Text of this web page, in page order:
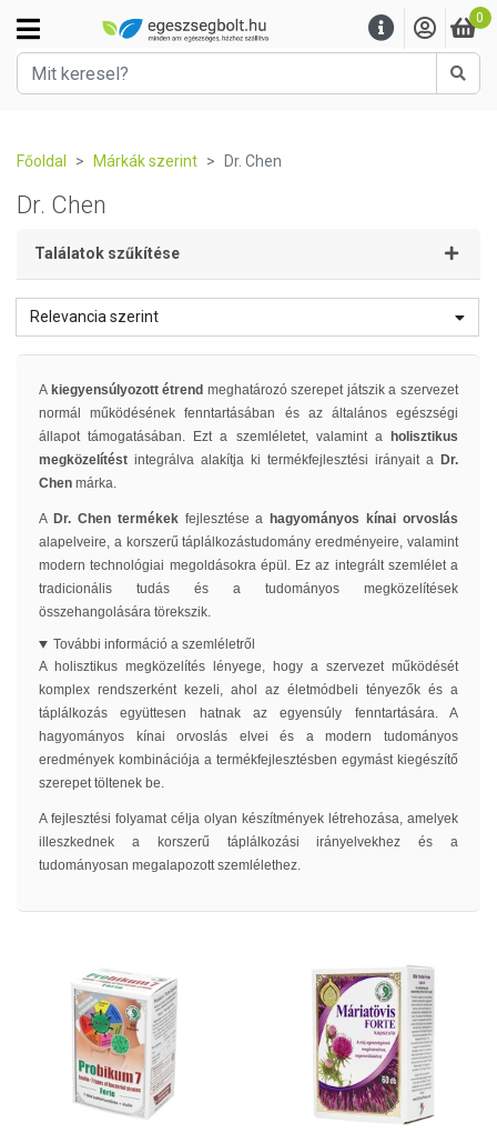
0
Főoldal Márkák szerint Dr. Chen
Dr. Chen
Találatok szűkítése
Relevancia szerint
A kiegyensúlyozott étrend meghatározó szerepet játszik a szervezet
normál működésének fenntartásában és az általános egészségi
állapot támogatásában. Ezt a szemléletet, valamint a
holisztikus
megközelítést integrálva alakítja ki termékfejlesztési irányait a Dr.
Chen márka.
A Dr. Chen termékekfejlesztése ahagyományos kínai orvoslás
alapelveire, a korszerű táplálkozástudomány eredményeire, valamint
modern technológiai megoldásokra épül. Ez az integrált szemlélet a
tradicionális tudás és a tudományos megközelítések
összehangolására törekszik.
További információ a szemléletről
A holisztikus megközelítés lényege, hogy a szervezet működését
komplex rendszerként kezeli, ahol az életmódbeli tényezők és a
táplálkozás együttesen hatnak az egyensúly fenntartására. A
hagyományos kínai orvoslás elvei és a modern tudományos
eredmények kombinációja a termékfejlesztésben egymást kiegészítő
szerepet töltenek be.
A fejlesztési folyamat célja olyan készítmények létrehozása, amelyek
illeszkednek a korszerű táplálkozási irányelvekhez és a
tudományosan megalapozott szemlélethez.